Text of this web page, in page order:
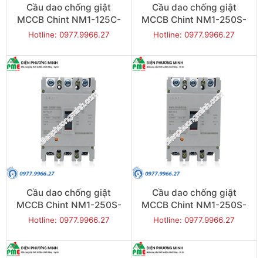
Cầu dao chống giật
MCCB Chint NM1-125C-
125 20KA 3P
Hotline: 0977.9966.27
Cầu dao chống giật
MCCB Chint NM1-250S-
160 25KA 3P
Hotline: 0977.9966.27
Cầu dao chống giật
MCCB Chint NM1-250S-
200 25KA 3P
Hotline: 0977.9966.27
Cầu dao chống giật
MCCB Chint NM1-250S-
250 25KA 3P
Hotline: 0977.9966.27